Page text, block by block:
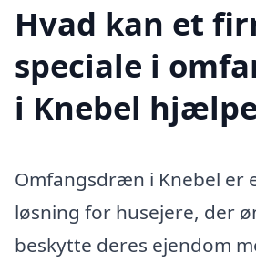
Hvad kan et
speciale i
i Knebel
Omfangsdræn i Knebel er
løsning for husejere, der
beskytte deres ejendom